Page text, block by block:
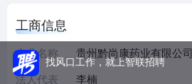
有稳定的财务、内勤系统保障了业务
公司秉承“尊重生命，崇尚健康”的理
术，精准服务，以整合优势资源、创
工商信息
企业名称 贵州黔尚康药业有限公司
法人代表 李楠
找风口工作，就上智联招聘